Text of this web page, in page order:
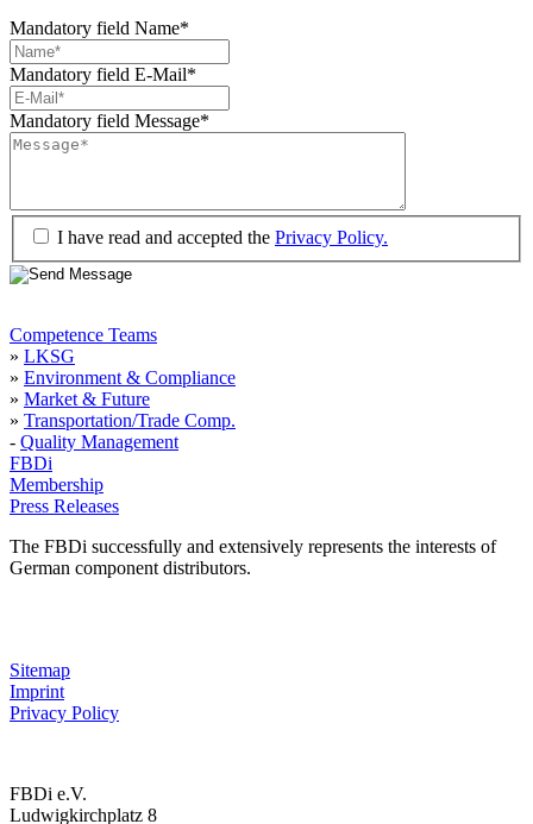
Mandatory field Name*
Mandatory field E-Mail*
Mandatory field Message*
I have read and accepted the Privacy Policy.
Competence Teams
» LKSG
» Environment & Compliance
» Market & Future
» Transportation/Trade Comp.
- Quality Management
FBDi
Membership
Press Releases
The FBDi successfully and extensively represents the interests of
German component distributors.
Sitemap
Imprint
Privacy Policy
FBDi e.V.
Ludwigkirchplatz 8